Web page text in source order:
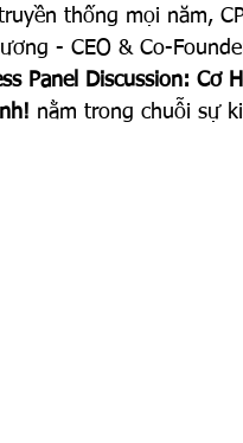
thống mọi năm,
- CEO & Co-
Panel Discussion: Cơ
nằm trong chuỗi sự